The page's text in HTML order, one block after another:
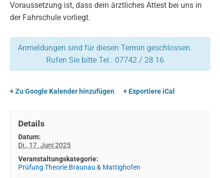
Voraussetzung ist, dass dein ärztliches Attest bei uns in
der Fahrschule vorliegt.
Anmeldungen sind für diesen Termin geschlossen.
Rufen Sie bitte Tel.: 07742 / 28 16
+ Zu Google Kalender hinzufügen + Exportiere iCal
Details
Datum:
Di., 17. Juni 2025
Veranstaltungskategorie:
Prüfung Theorie Braunau & Mattighofen